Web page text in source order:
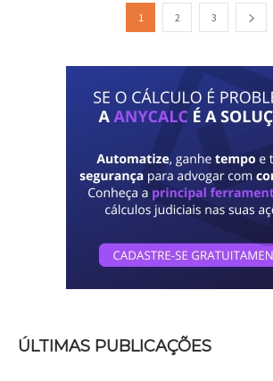
1 2 3
ÚLTIMAS PUBLICAÇÕES